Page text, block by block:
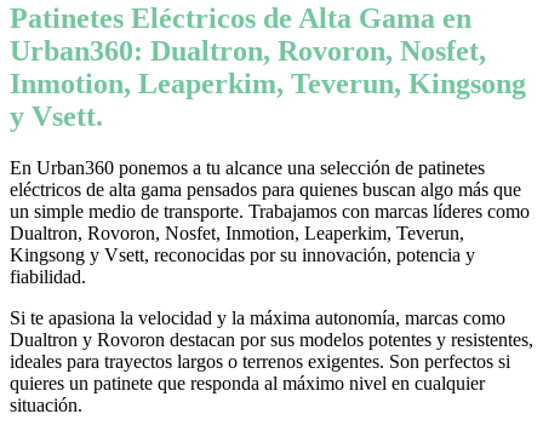
Patinetes Eléctricos de Alta Gama en
Urban360: Dualtron, Rovoron, Nosfet,
Inmotion, Leaperkim, Teverun, Kingsong
y Vsett.
En Urban360 ponemos a tu alcance una selección de patinetes
eléctricos de alta gama pensados para quienes buscan algo más que
un simple medio de transporte. Trabajamos con marcas líderes como
Dualtron, Rovoron, Nosfet, Inmotion, Leaperkim, Teverun,
Kingsong y Vsett, reconocidas por su innovación, potencia y
fiabilidad.
Si te apasiona la velocidad y la máxima autonomía, marcas como
Dualtron y Rovoron destacan por sus modelos potentes y resistentes,
ideales para trayectos largos o terrenos exigentes. Son perfectos si
quieres un patinete que responda al máximo nivel en cualquier
situación.